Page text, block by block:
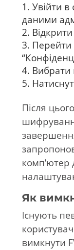
Увійти в
даними
Перейти
Вибрати
Після
Як
Існують
вимкнути